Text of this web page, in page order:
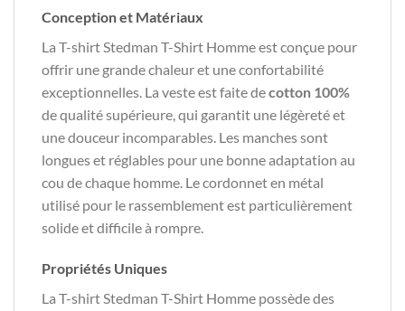
Conception et Matériaux
La T-shirt Stedman T-Shirt Homme est conçue pour
offrir une grande chaleur et une confortabilité
exceptionnelles. La veste est faite decotton 100%
de qualité supérieure, qui garantit une légèreté et
une douceur incomparables. Les manches sont
longues et réglables pour une bonne adaptation au
cou de chaque homme. Le cordonnet en métal
utilisé pour le rassemblement est particulièrement
solide et difficile à rompre.
Propriétés Uniques
La T-shirt Stedman T-Shirt Homme possède des